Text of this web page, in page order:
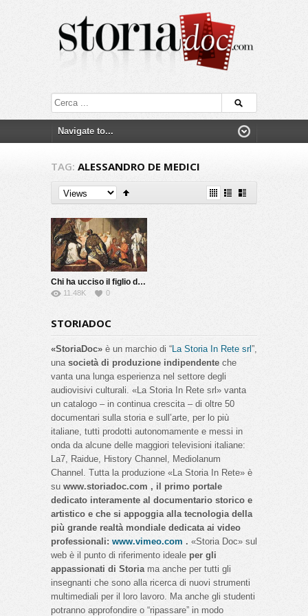
TAG: ALESSANDRO DE MEDICI
Chi ha ucciso il figlio del Papa?
11.48K 0
STORIADOC
«StoriaDoc» è un marchio di “La Storia In Rete srl”,
una società di produzione indipendente che
vanta una lunga esperienza nel settore degli
audiovisivi culturali. «La Storia In Rete srl» vanta
un catalogo – in continua crescita – di oltre 50
documentari sulla storia e sull’arte, per lo più
italiane, tutti prodotti autonomamente e messi in
onda da alcune delle maggiori televisioni italiane:
La7, Raidue, History Channel, Mediolanum
Channel. Tutta la produzione «La Storia In Rete» è
su www.storiadoc.com , il primo portale
dedicato interamente al documentario storico e
artistico e che si appoggia alla tecnologia della
più grande realtà mondiale dedicata ai video
professionali: www.vimeo.com . «Storia Doc» sul
web è il punto di riferimento ideale per gli
appassionati di Storiama anche per tutti gli
insegnanti che sono alla ricerca di nuovi strumenti
multimediali per il loro lavoro. Ma anche gli studenti
potranno approfondire o “ripassare” in modo